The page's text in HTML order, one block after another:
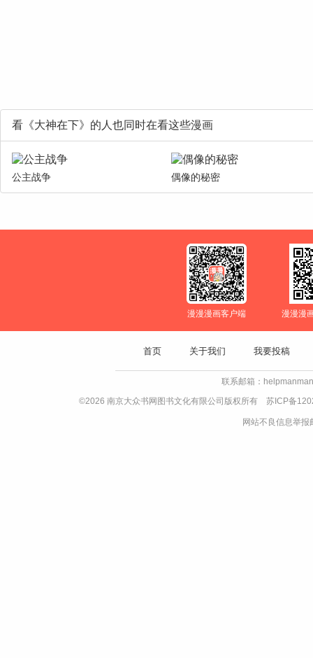
看《大神在下》的人也同时在看这些漫画
公主战争 偶像的秘密
漫漫漫画客户端 漫漫漫
首页 关于我们 我要投稿
联系邮箱：
©2026 南京大众书网图书文化有限公司版权所有 苏ICP备
网站不良信息举